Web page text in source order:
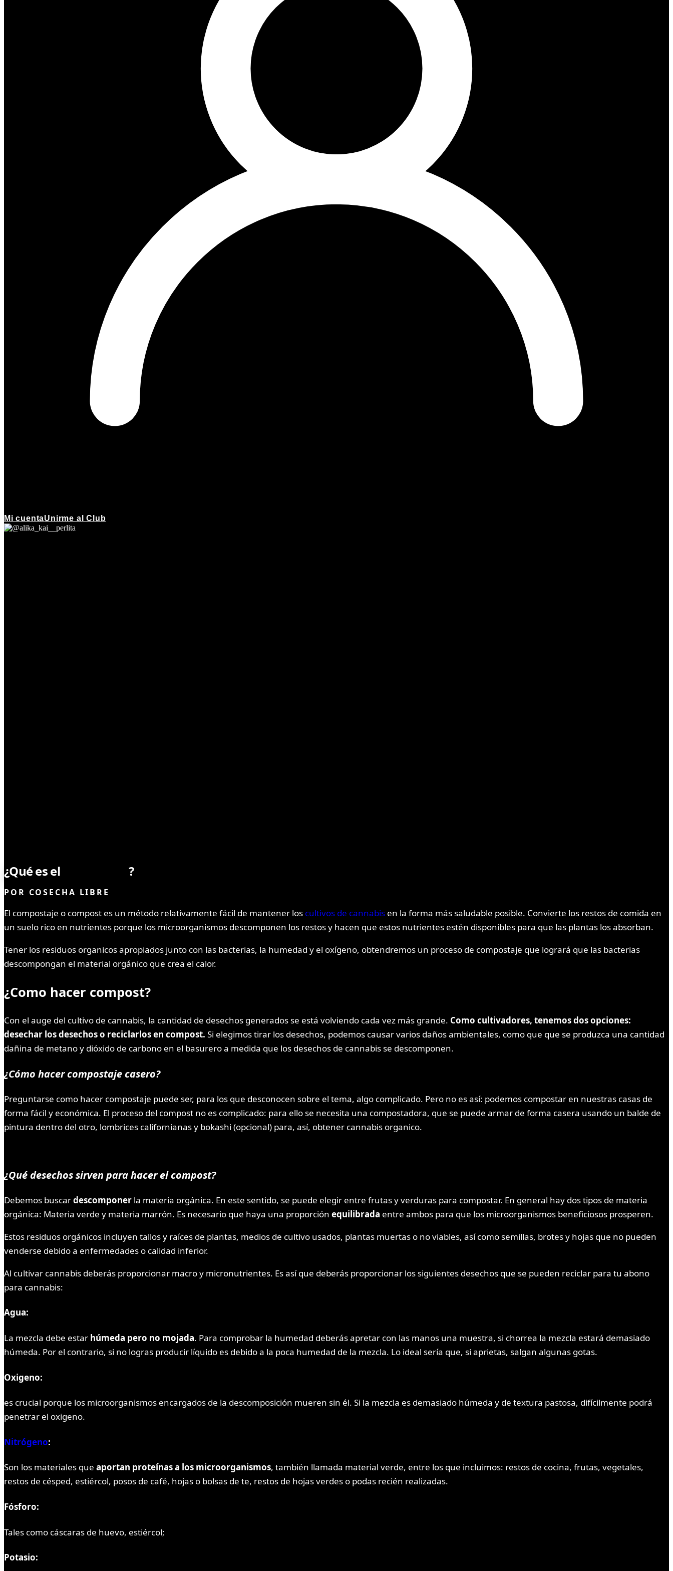
Mi cuentaUnirme al Club
¿Qué es el ?
POR COSECHA LIBRE
El compostaje o compost es un método relativamente fácil de mantener los cultivos de cannabis en la forma más saludable posible. Convierte los restos de comida en
un suelo rico en nutrientes porque los microorganismos descomponen los restos y hacen que estos nutrientes estén disponibles para que las plantas los absorban.
Tener los residuos organicos apropiados junto con las bacterias, la humedad y el oxígeno, obtendremos un proceso de compostaje que logrará que las bacterias
descompongan el material orgánico que crea el calor.
¿Como hacer compost?
Con el auge del cultivo de cannabis, la cantidad de desechos generados se está volviendo cada vez más grande. Como cultivadores, tenemos dos opciones:
desechar los desechos o reciclarlos en compost. Si elegimos tirar los desechos, podemos causar varios daños ambientales, como que que se produzca una cantidad
dañina de metano y dióxido de carbono en el basurero a medida que los desechos de cannabis se descomponen.
¿Cómo hacer compostaje casero?
Preguntarse como hacer compostaje puede ser, para los que desconocen sobre el tema, algo complicado. Pero no es así: podemos compostar en nuestras casas de
forma fácil y económica. El proceso del compost no es complicado: para ello se necesita una compostadora, que se puede armar de forma casera usando un balde de
pintura dentro del otro, lombrices californianas y bokashi (opcional) para, así, obtener cannabis organico.
¿Qué desechos sirven para hacer el compost?
Debemos buscardescomponer la materia orgánica. En este sentido, se puede elegir entre frutas y verduras para compostar. En general hay dos tipos de materia
orgánica: Materia verde y materia marrón. Es necesario que haya una proporción equilibrada entre ambos para que los microorganismos beneficiosos prosperen.
Estos residuos orgánicos incluyen tallos y raíces de plantas, medios de cultivo usados, plantas muertas o no viables, así como semillas, brotes y hojas que no pueden
venderse debido a enfermedades o calidad inferior.
Al cultivar cannabis deberás proporcionar macro y micronutrientes. Es así que deberás proporcionar los siguientes desechos que se pueden reciclar para tu abono
para cannabis:
Agua:
La mezcla debe estar húmeda pero no mojada. Para comprobar la humedad deberás apretar con las manos una muestra, si chorrea la mezcla estará demasiado
húmeda. Por el contrario, si no logras producir líquido es debido a la poca humedad de la mezcla. Lo ideal sería que, si aprietas, salgan algunas gotas.
Oxigeno:
es crucial porque los microorganismos encargados de la descomposición mueren sin él. Si la mezcla es demasiado húmeda y de textura pastosa, difícilmente podrá
penetrar el oxigeno.
Nitrógeno:
Son los materiales que aportan proteínas a los microorganismos, también llamada material verde, entre los que incluimos: restos de cocina, frutas, vegetales,
restos de césped, estiércol, posos de café, hojas o bolsas de te, restos de hojas verdes o podas recién realizadas.
Fósforo:
Tales como cáscaras de huevo, estiércol;
Potasio: